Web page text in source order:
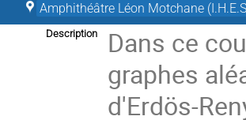
Amphithéâtre Léon Motchane
Description
Dans ce
graphes
d'Erdös-